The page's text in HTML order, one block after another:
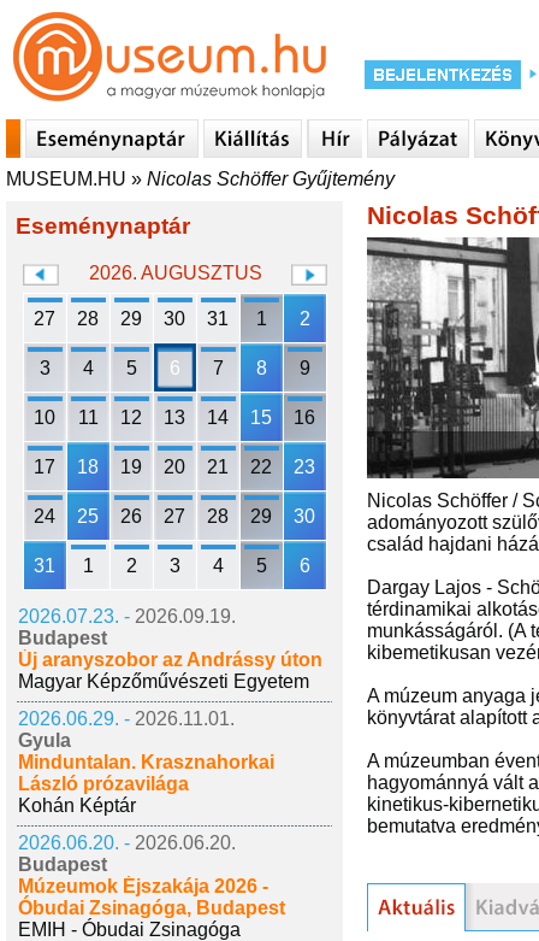
MUSEUM.HU » Nicolas Schöffer Gyűjtemény
Eseménynaptár
2026. AUGUSZTUS
27 28 29 30 31 1 2
3 4 5 6 7 8 9
10 11 12 13 14 15 16
17 18 19 20 21 22 23
24 25 26 27 28 29 30
31 1 2 3 4 5 6
2026.07.23. - 2026.09.19.
Budapest
Új aranyszobor az Andrássy úton
Magyar Képzőművészeti Egyetem
2026.06.29. - 2026.11.01.
Gyula
Minduntalan. Krasznahorkai
László prózavilága
Kohán Képtár
2026.06.20. - 2026.06.20.
Budapest
Múzeumok Éjszakája 2026 -
Óbudai Zsinagóga, Budapest
EMIH - Óbudai Zsinagóga
Nicolas
Nicolas Schöffer /
adományozott
család hajdani
Dargay Lajos -
térdinamikai
munkásságáról. (A
kibemetikusan
A múzeum anyaga
könyvtárat alapított
A múzeumban
hagyománnyá vált
kinetikus-
bemutatva